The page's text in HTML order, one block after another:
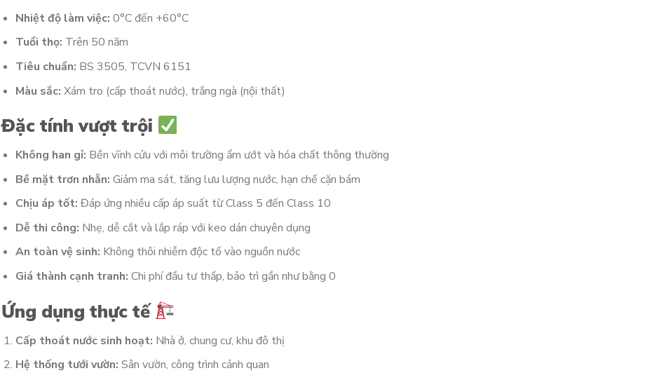
Nhiệt độ làm việc: 0°C đến +60°C
Tuổi thọ: Trên 50 năm
Tiêu chuẩn: BS 3505, TCVN 6151
Màu sắc: Xám tro (cấp thoát nước), trắng ngà (nội thất)
Đặc tính vượt trội
Không han gỉ: Bền vĩnh cửu với môi trường ẩm ướt và hóa chất thông thường
Bề mặt trơn nhẵn: Giảm ma sát, tăng lưu lượng nước, hạn chế cặn bám
Chịu áp tốt: Đáp ứng nhiều cấp áp suất từ Class 5 đến Class 10
Dễ thi công: Nhẹ, dễ cắt và lắp ráp với keo dán chuyên dụng
An toàn vệ sinh: Không thôi nhiễm độc tố vào nguồn nước
Giá thành cạnh tranh: Chi phí đầu tư thấp, bảo trì gần như bằng 0
Ứng dụng thực tế
Cấp thoát nước sinh hoạt: Nhà ở, chung cư, khu đô thị
Hệ thống tưới vườn: Sân vườn, công trình cảnh quan